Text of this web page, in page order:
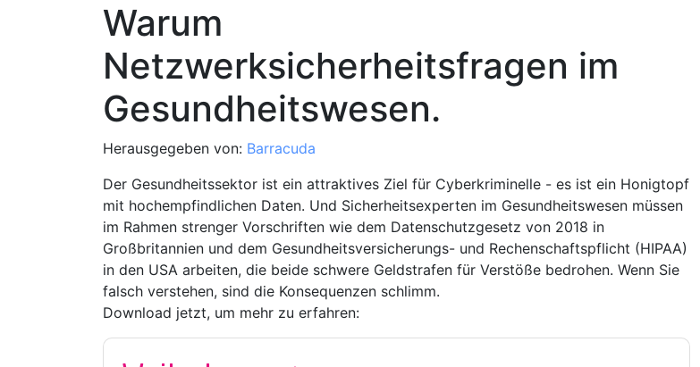
Warum
Netzwerksicherheitsfragen im
Gesundheitswesen.
Herausgegeben von: Barracuda
Der Gesundheitssektor ist ein attraktives Ziel für Cyberkriminelle - es ist ein Honigtopf
mit hochempfindlichen Daten. Und Sicherheitsexperten im Gesundheitswesen müssen
im Rahmen strenger Vorschriften wie dem Datenschutzgesetz von 2018 in
Großbritannien und dem Gesundheitsversicherungs- und Rechenschaftspflicht (HIPAA)
in den USA arbeiten, die beide schwere Geldstrafen für Verstöße bedrohen. Wenn Sie
falsch verstehen, sind die Konsequenzen schlimm.
Download jetzt, um mehr zu erfahren: